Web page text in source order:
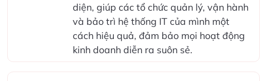
diện, giúp các tổ chức quản lý, vận hành
và bảo trì hệ thống IT của mình một
cách hiệu quả, đảm bảo mọi hoạt động
kinh doanh diễn ra suôn sẻ.